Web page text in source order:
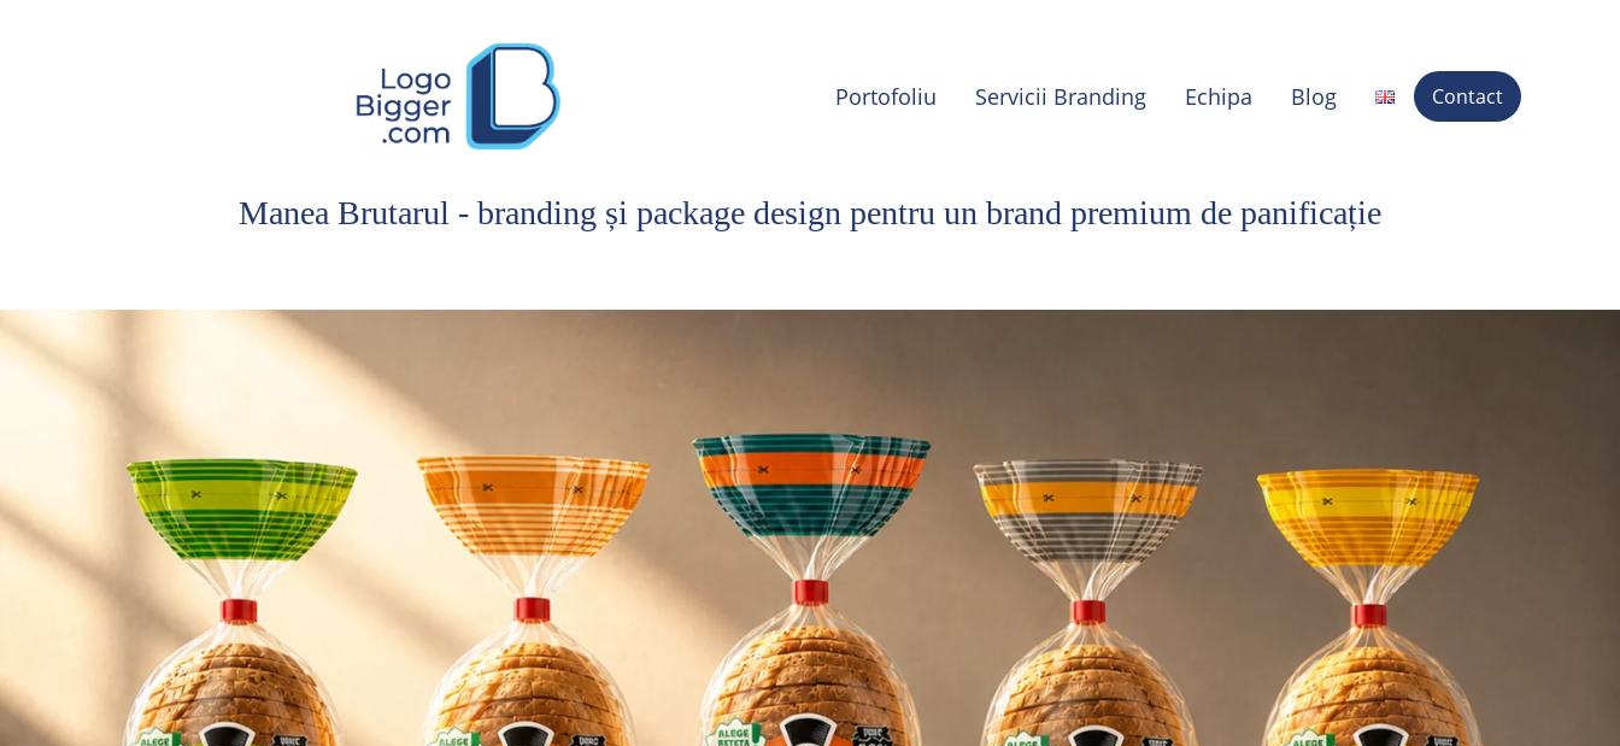
Portofoliu Servicii Branding Echipa Blog Contact
Manea Brutarul - branding și package design pentru un brand premium de panificație